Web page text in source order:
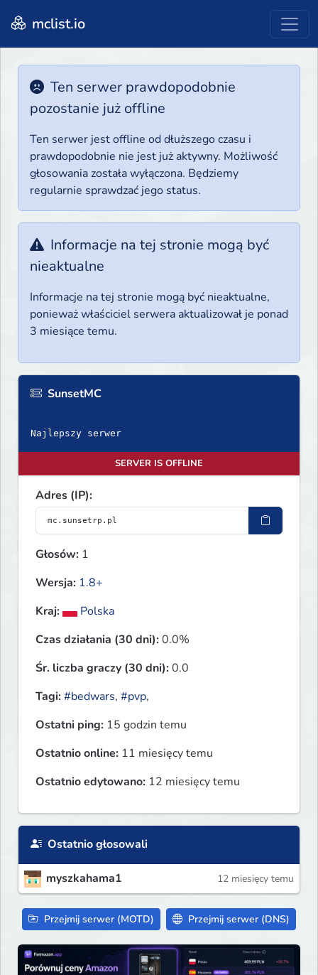
mclist.io
Ten serwer prawdopodobnie
pozostanie już offline
Ten serwer jest offline od dłuższego czasu i
prawdopodobnie nie jest już aktywny. Możliwość
głosowania została wyłączona. Będziemy
regularnie sprawdzać jego status.
Informacje na tej stronie mogą być
nieaktualne
Informacje na tej stronie mogą być nieaktualne,
ponieważ właściciel serwera aktualizował je ponad
3 miesiące temu.
SunsetMC
Najlepszy serwer
SERVER IS OFFLINE
Adres (IP):
Głosów: 1
Wersja: 1.8+
Kraj:
Polska
Czas działania (30 dni):0.0%
Śr. liczba graczy (30 dni):0.0
Tagi:#bedwars, #pvp,
Ostatni ping: 15 godzin temu
Ostatnio online: 11 miesięcy temu
Ostatnio edytowano: 12 miesięcy temu
Ostatnio głosowali
myszkahama1 12 miesięcy temu
Przejmij serwer (MOTD) Przejmij serwer (DNS)